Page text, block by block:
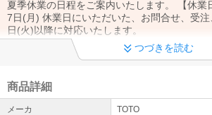
夏季休業の日程をご案内いたします。 【休業
7日(月) 休業日にいただいた、お問合せ、受
日(火)以降に対応いたします。
延長保証書に関して①
の2～3週間前後にご注文時に頂いております
ス宛にメールにてご連絡を頂く流れとなりま
つづきを読む
商品詳細
メーカ TOTO